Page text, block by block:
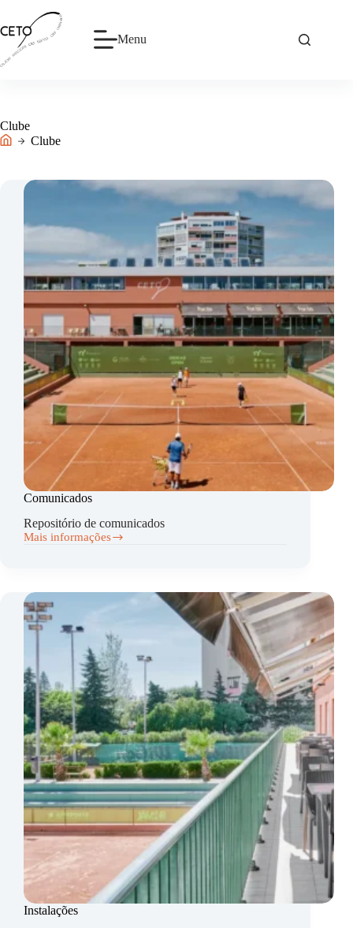
o
conteúdo
Menu
Clube
Clube
Comunicados
Repositório de comunicados
Mais informações
Comunicados
Instalações